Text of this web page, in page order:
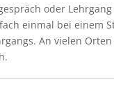
oder
einmal bei einem
An vielen